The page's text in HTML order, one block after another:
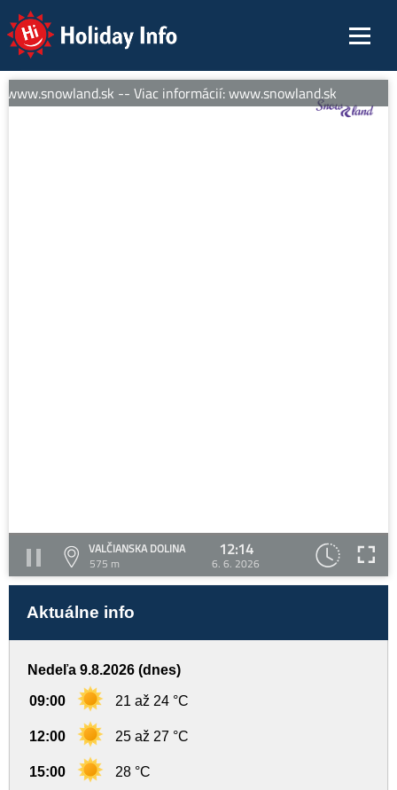
Holiday Info
-- Viac informácií: www.snowland.sk
VALČIANSKA DOLINA
575 m
12:14
6. 6. 2026
Aktuálne info
Nedeľa 9.8.2026 (dnes)
09:00 21 až 24 °C
12:00 25 až 27 °C
15:00 28 °C